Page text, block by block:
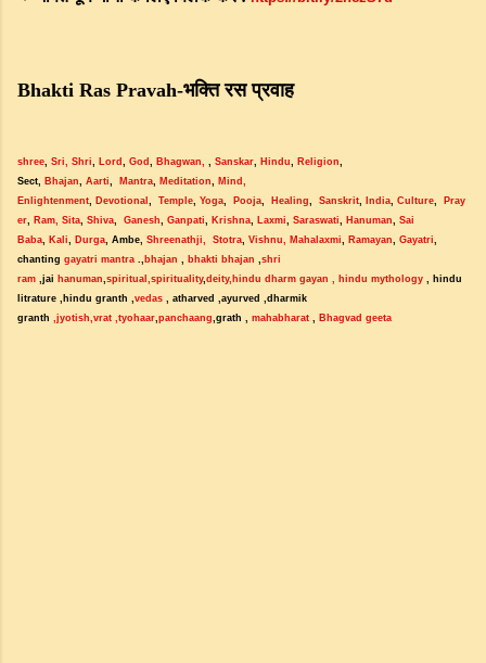
Bhakti Ras Pravah-भक्ति रस प्रवाह
shree, Sri, Shri, Lord , God , Bhagwan, , Sanskar, Hindu, Religion,
Sect, Bhajan, Aarti, Mantra, Meditation, Mind,
Enlightenment, Devotional , Temple, Yoga, Pooja, Healing, Sanskrit, India, Culture,
Pray
er, Ram, Sita, Shiva, Ganesh, Ganpati, Krishna, Laxmi, Saraswati, Hanuman, Sai
Baba, Kali, Durga, Ambe, Shreenathji, Stotra, Vishnu, Mahalaxmi, Ramayan, Gayatri,
chanting gayatri mantra ., bhajan , bhakti bhajan ,shri
ram ,jai hanuman,spiritual,spirituality,deity,hindu dharm gayan , hindu mythology , hindu
litrature ,hindu granth ,vedas , atharved ,ayurved ,dharmik
granth ,jyotish,vrat ,tyohaar,panchaang,grath , mahabharat , Bhagvad geeta